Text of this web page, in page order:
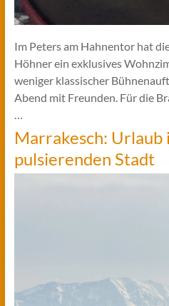
Im Peters am Hahnentor hat
Höhner ein exklusives
weniger klassischer
Abend mit Freunden. Für die
…
Marrakesch: Urlaub
pulsierenden Stadt